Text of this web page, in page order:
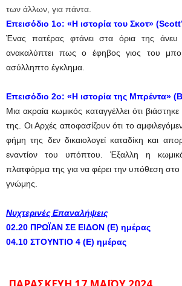
των άλλων, για πάντα.
Επεισόδιο 1ο: «Η ιστορία του Σκοτ»
Ένας πατέρας φτάνει στα όρια της
ανακαλύπτει πως ο έφηβος γιος του
ασύλληπτο έγκλημα.
Επεισόδιο 2ο: «Η ιστορία της Μπρέντα»
Μια ακραία κωμικός καταγγέλλει ότι
της. Οι Αρχές αποφασίζουν ότι το
φήμη της δεν δικαιολογεί καταδίκη και
εναντίον του υπόπτου. Έξαλλη η
πλατφόρμα της για να φέρει την υπόθεση στο
γνώμης.
Νυχτερινές Επαναλήψεις
02.20 ΠΡΩΪΑΝ ΣΕ ΕΙΔΟΝ (Ε) ημέρας
04.10 ΣΤΟΥΝΤΙΟ 4 (Ε) ημέρας